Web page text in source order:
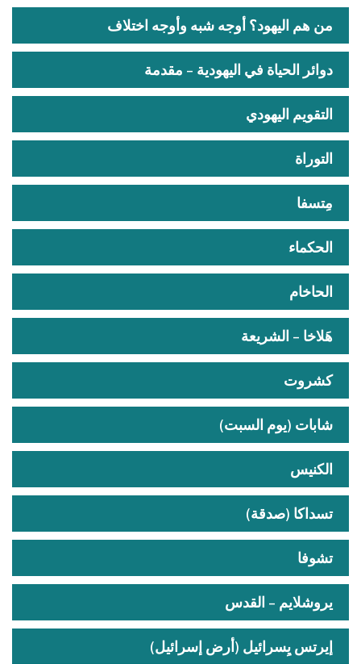
من هم اليهود؟ أوجه شبه وأوجه اختلاف
دوائر الحياة في اليهودية – مقدمة
التقويم اليهودي
التوراة
مِتسفا
الحكماء
الحاخام
هَلاخا – الشريعة
كشروت
شابات (يوم السبت)
الكنيس
تسداكا (صدقة)
تشوفا
يروشلايم – القدس
إيرتس يِسرائيل (أرض إسرائيل)